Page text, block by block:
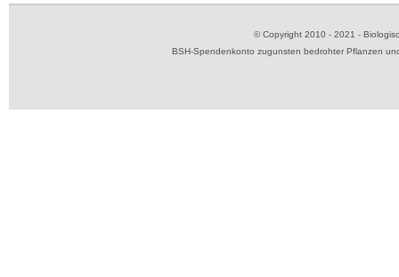
© Copyright 2010 - 2021 -
BSH-Spendenkonto zugunsten bedrohter Pflanzen